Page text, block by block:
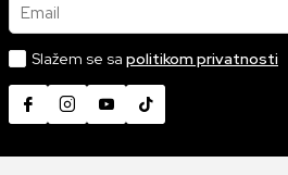
Email
Slažem se sa politikom privatnosti